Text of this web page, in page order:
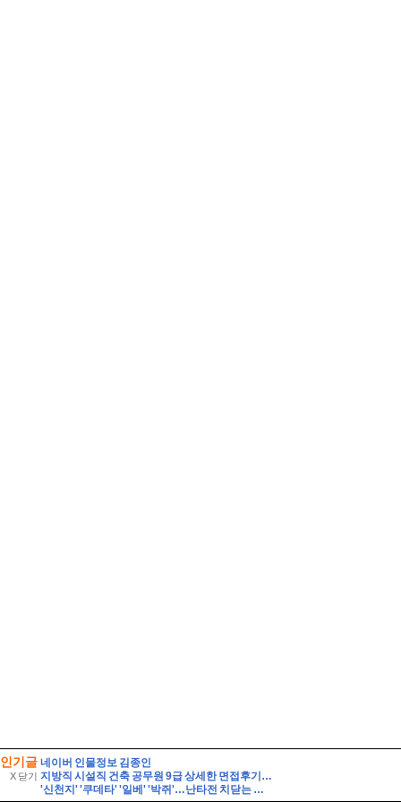
인기글
X 닫기
네이버 인물정보 김종인
지방직 시설직 건축 공무원 9급 상세한 면접후기 및 기출 질문답변, 건축직 필수 정보 직무상식 정리 [시설직 건축직 공무원 면접]
'신천지' '쿠데타' '일베' '박쥐'…난타전 치닫는 민주당 전당대회